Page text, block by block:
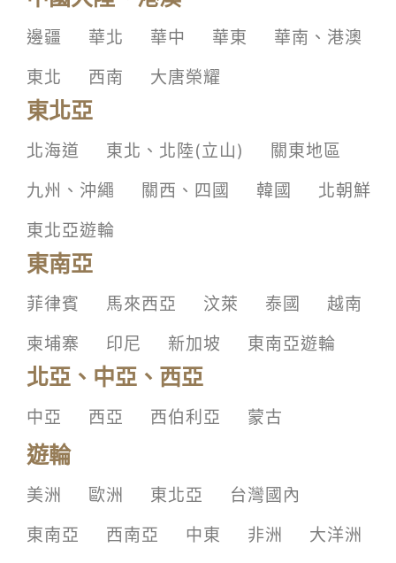
邊疆 華北 華中 華東
華南、港澳
東北
西南 大唐榮耀
東北亞
北海道 東北、北陸(立山)
關東地區
九州、沖繩
關西、四國 韓國
北朝鮮
東北亞遊輪
東南亞
菲律賓 馬來西亞 汶萊 泰國
越南
柬埔寨
印尼 新加坡 東南亞遊輪
北亞、中亞、西亞
中亞 西亞 西伯利亞 蒙古
遊輪
美洲 歐洲 東北亞
台灣國內
東南亞
西南亞 中東 非洲
大洋洲